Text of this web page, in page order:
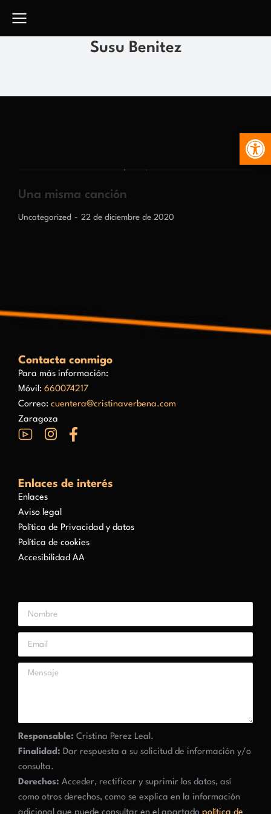
Susu Benitez
Una misma canción
Uncategorized 22 de diciembre de 2020
Contacta conmigo
Para más información:
Móvil: 660074217
Correo: cuentera@cristinaverbena.com
Zaragoza
Enlaces de interés
Enlaces
Aviso legal
Política de Privacidad y datos
Política de cookies
Accesibilidad AA
Responsable: Cristina Perez Leal.
Finalidad: Dar respuesta a su solicitud de información y/o
consulta.
Derechos: Acceder, rectificar y suprimir los datos, así
como otros derechos, como se explica en la información